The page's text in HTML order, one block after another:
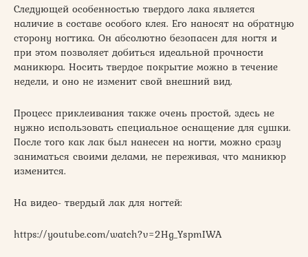
Следующей особенностью твердого лака является
наличие в составе особого клея. Его наносят на обратную
сторону ногтика. Он абсолютно безопасен для ногтя и
при этом позволяет добиться идеальной прочности
маникюра. Носить твердое покрытие можно в течение
недели, и оно не изменит свой внешний вид.
Процесс приклеивания также очень простой, здесь не
нужно использовать специальное оснащение для сушки.
После того как лак был нанесен на ногти, можно сразу
заниматься своими делами, не переживая, что маникюр
изменится.
На видео- твердый лак для ногтей:
https://youtube.com/watch?v=2Hg_YspmIWA